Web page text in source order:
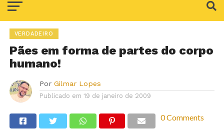
VERDADEIRO
Pães em forma de partes do corpo
humano!
Por Gilmar Lopes
Publicado em 19 de janeiro de 2009
0 Comments